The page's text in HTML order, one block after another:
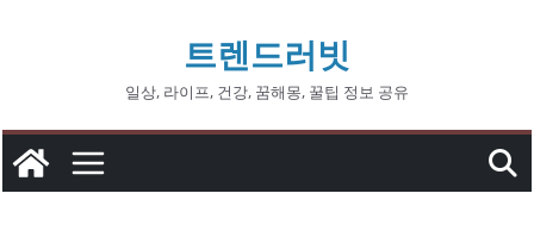
트렌드러빗
일상, 라이프, 건강, 꿈해몽, 꿀팁 정보 공유